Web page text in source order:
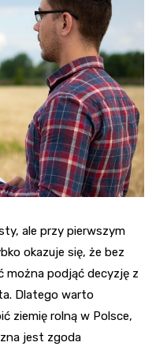
ale przy pierwszym
okazuje się, że bez
można podjąć decyzję z
Dlatego warto
ziemię rolną w Polsce,
jest zgoda